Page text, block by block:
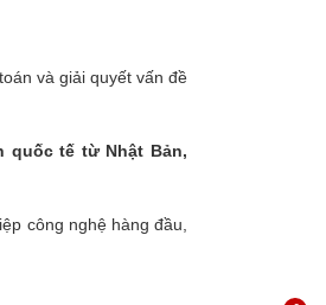
và giải quyết vấn đề
quốc tế từ Nhật Bản,
công nghệ hàng đầu,